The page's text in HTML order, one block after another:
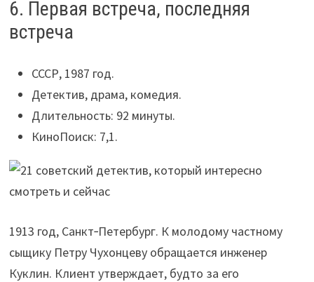
6. Первая встреча, последняя
встреча
CCCР, 1987 год.
Детектив, драма, комедия.
Длительность: 92 минуты.
КиноПоиск: 7,1.
1913 год, Санкт‑Петербург. К молодому частному
сыщику Петру Чухонцеву обращается инженер
Куклин. Клиент утверждает, будто за его